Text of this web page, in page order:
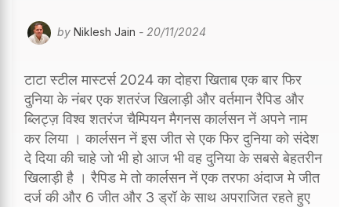
by Niklesh Jain - 20/11/2024
टाटा स्टील मास्टर्स 2024 का दोहरा खिताब एक बार फिर
दुनिया के नंबर एक शतरंज खिलाड़ी और वर्तमान रैपिड और
ब्लिट्ज़ विश्व शतरंज चैम्पियन मैगनस कार्लसन नें अपने नाम
कर लिया । कार्लसन नें इस जीत से एक फिर दुनिया को संदेश
दे दिया की चाहे जो भी हो आज भी वह दुनिया के सबसे बेहतरीन
खिलाड़ी है । रैपिड मे तो कार्लसन नें एक तरफा अंदाज मे जीत
दर्ज की और 6 जीत और 3 ड्रॉ के साथ अपराजित रहते हुए